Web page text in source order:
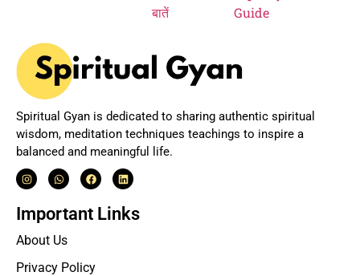
Spiritual Gyan is dedicated to sharing authentic spiritual
wisdom, meditation techniques teachings to inspire a
balanced and meaningful life.
Important Links
About Us
Privacy Policy